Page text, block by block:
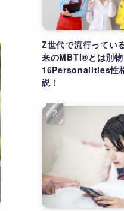
Z世代で流行ってい
来のMBTI®とは別
16Personalities性
説！